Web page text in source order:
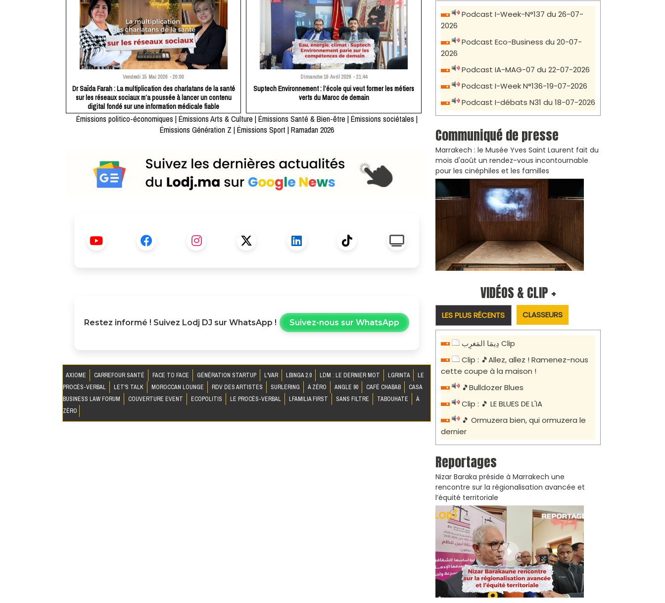
Vendredi 15 Mai 2026 - 20:00
Dr Saïda Farah : La multiplication des charlatans de la santé
sur les réseaux sociaux m’a poussée à lancer un contenu
digital fondé sur une information médicale fiable
Dimanche 19 Avril 2026 - 21:44
​Suptech Environnement : l’école qui veut former les métiers
verts du Maroc de demain
Émissions politico-économiques |Émissions Arts & Culture |Émissions Santé & Bien-être |Émissions sociétales |
Émissions Génération Z |Émissions Sport |Ramadan 2026
Restez informé ! Suivez Lodj DJ sur WhatsApp ! Suivez-nous sur WhatsApp
AXIOME CARREFOUR SANTÉ FACE TO FACE GÉNÉRATION STARTUP L'VAR LBINGA 2.0 LDM : LE DERNIER MOT LGRINTA
LE
PROCÈS-VERBAL
LET'S TALK MOROCCAN LOUNGE RDV DES ARTISTES SURLERING À ZÉRO ANGLE 90 CAFÉ CHABAB
CASA
BUSINESS LAW FORUM
COUVERTURE EVENT ECOPOLITIS LE PROCÈS-VERBAL LFAMILIA FIRST SANS FILTRE TABOUHATE
À
ZÉRO
Podcast I-Week-N°137 du 26-07-
2026
Podcast Eco-Business du 20-07-
2026
Podcast IA-MAG-07 du 22-07-2026
Podcast I-Week N°136-19-07-2026
Podcast I-débats N31 du 18-07-2026
Communiqué de presse
Marrakech : le Musée Yves Saint Laurent fait du
mois d'août un rendez-vous incontournable
pour les cinéphiles et les familles
VIDÉOS & CLIP +
LES PLUS RÉCENTS CLASSEURS
دِيمَا المَغرِب Clip
Clip : 🎵Allez, allez ! Ramenez-nous
cette coupe à la maison !
🎵Bulldozer Blues
Clip : 🎵 LE BLUES DE L'IA
🎵 Ormuzera bien, qui ormuzera le
dernier
Reportages
Nizar Baraka préside à Marrakech une
rencontre sur la régionalisation avancée et
l’équité territoriale